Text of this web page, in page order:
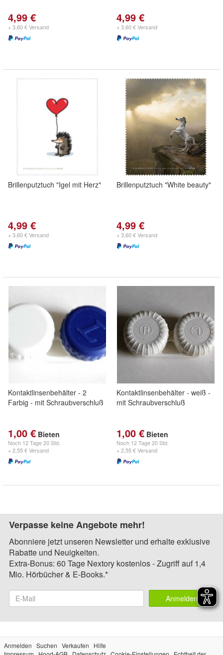
4,99 €
+ 3,60 € Versand
4,99 €
+ 3,60 € Versand
Brillenputztuch "Igel mit Herz"
4,99 €
+ 3,60 € Versand
Brillenputztuch "White beauty"
4,99 €
+ 3,60 € Versand
Kontaktlinsenbehälter - 2
Farbig - mit Schraubverschluß
1,00 € Bieten
Noch 12 Tage 20 Std.
+ 2,55 € Versand
Kontaktlinsenbehälter - weiß -
mit Schraubverschluß
1,00 € Bieten
Noch 12 Tage 20 Std.
+ 2,55 € Versand
Verpasse keine Angebote mehr!
Abonniere jetzt unseren Newsletter und erhalte exklusive
Rabatte und Neuigkeiten.
Extra-Bonus: 60 Tage Nextory kostenlos - Zugriff auf 1,4
Mio. Hörbücher & E-Books.*
Anmelden
Anmelden Suchen Verkaufen
Hilfe